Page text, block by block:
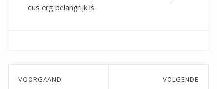
dus erg belangrijk is.
Bericht
VOORGAAND VOLGENDE